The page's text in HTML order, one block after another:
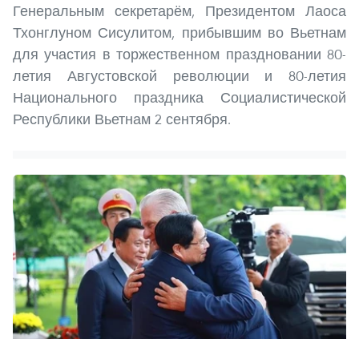
Генеральным секретарём, Президентом Лаоса
Тхонглуном Сисулитом, прибывшим во Вьетнам
для участия в торжественном праздновании 80-
летия Августовской революции и 80-летия
Национального праздника Социалистической
Республики Вьетнам 2 сентября.